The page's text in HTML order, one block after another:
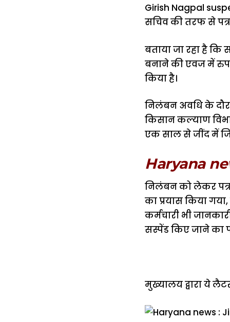
Girish Nagpal
सचिव की तरफ से
बताया जा रहा है कि
बनाने की एवज में
किया है।
निलंबन अवधि के
किसान कल्याण
एक साल से जींद में
Haryana
निलंबन को लेकर
का प्रयास किया
कर्मचारी भी
सस्पेंड किए जाने का
मुख्यालय द्वारा ये